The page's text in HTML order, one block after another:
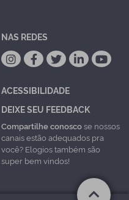
NAS REDES
ACESSIBILIDADE
DEIXE SEU FEEDBACK
Compartilhe conoscose nossos
canais estão adequados pra
você? Elogios também são
super bem vindos!